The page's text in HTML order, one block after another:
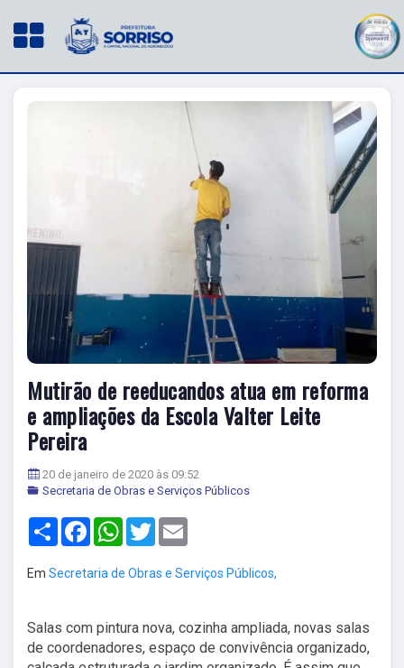
Mutirão de reeducandos atua em reforma
e ampliações da Escola Valter Leite
Pereira
20 de janeiro de 2020 às 09:52
Secretaria de Obras e Serviços Públicos
Share FacebookWhatsApp
Twitter
Em Secretaria de Obras e Serviços Públicos,
Salas com pintura nova, cozinha ampliada, novas salas
de coordenadores, espaço de convivência organizado,